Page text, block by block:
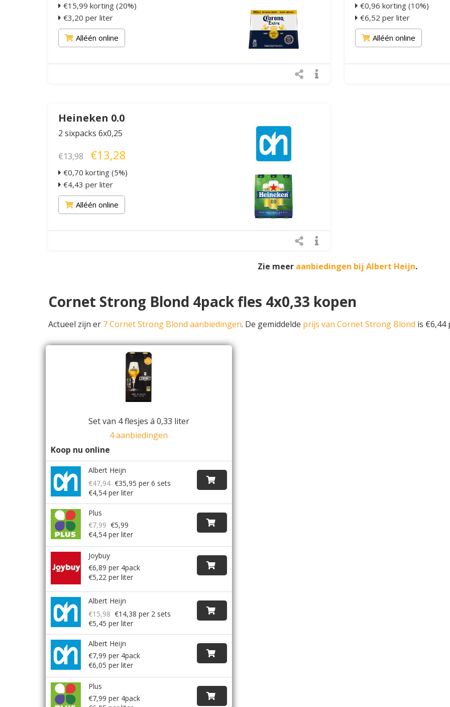
€15,99 korting (20%)
€3,20 per liter
Alléén online
€0,96 korting (10%)
€6,52 per liter
Alléén online
Heineken 0.0
2 sixpacks 6x0,25
€13,98 €13,28
€0,70 korting (5%)
€4,43 per liter
Alléén online
Zie meer aanbiedingen bij Albert Heijn.
Cornet Strong Blond 4pack fles 4x0,33 kopen
Actueel zijn er 7 Cornet Strong Blond aanbiedingen. De gemiddelde prijs van Cornet Strong Blond is €6,44
Set van 4 flesjes á 0,33 liter
4 aanbiedingen
Koop nu online
Albert Heijn
€47,94 €35,95 per 6 sets
€4,54 per liter
Plus
€7,99 €5,99
€4,54 per liter
Joybuy
€6,89 per 4pack
€5,22 per liter
Albert Heijn
€15,98 €14,38 per 2 sets
€5,45 per liter
Albert Heijn
€7,99 per 4pack
€6,05 per liter
Plus
€7,99 per 4pack